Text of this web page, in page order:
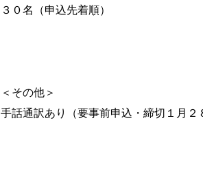
３０名（申込先着順）
＜その他＞
手話通訳あり（要事前申込・締切１月２